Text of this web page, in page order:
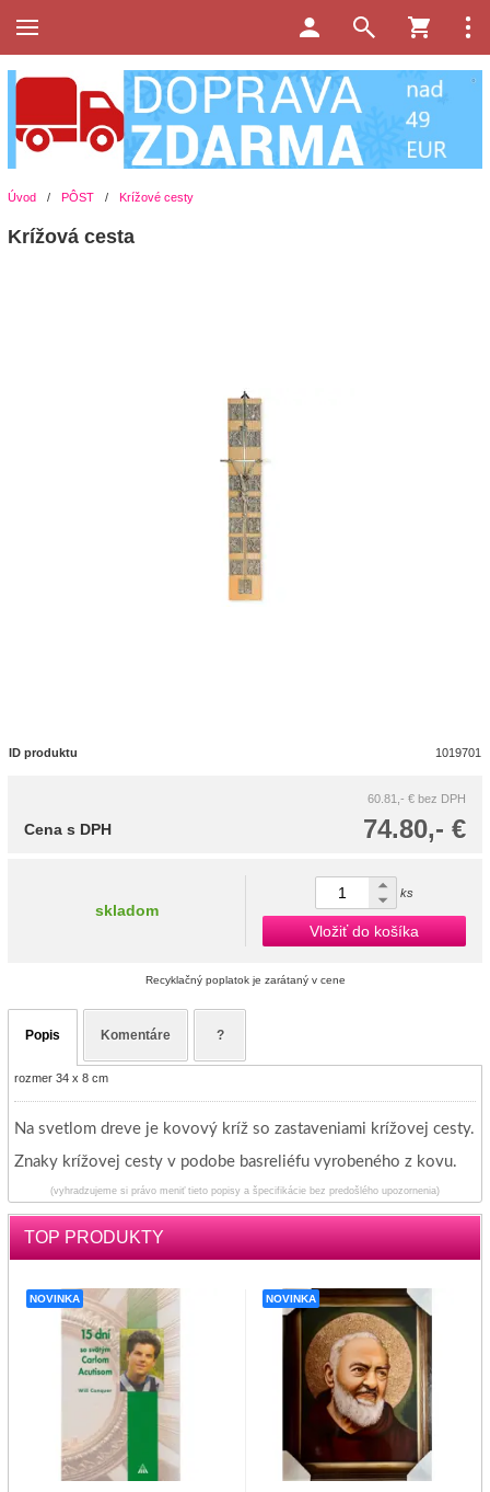
Úvod / PÔST / Krížové cesty
Krížová cesta
ID produktu 1019701
60.81,- € bez DPH
74.80,- €
Cena s DPH
skladom
ks
Vložiť do košíka
Recyklačný poplatok je zarátaný v cene
Popis Komentáre ?
rozmer 34 x 8 cm
Na svetlom dreve je kovový kríž so zastaveniami krížovej cesty.
Znaky krížovej cesty v podobe basreliéfu vyrobeného z kovu.
(vyhradzujeme si právo meniť tieto popisy a špecifikácie bez predošlého upozornenia)
TOP PRODUKTY
NOVINKA NOVINKA